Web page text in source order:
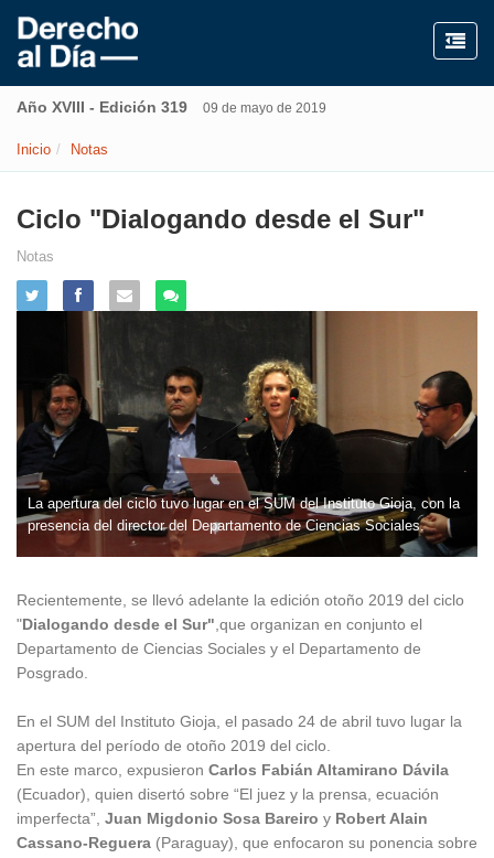
Año XVIII - Edición 319 09 de mayo de 2019
Inicio Notas
Ciclo "Dialogando desde el Sur"
Notas
La apertura del ciclo tuvo lugar en el SUM del Instituto Gioja, con la
presencia del director del Departamento de Ciencias Sociales.
Recientemente, se llevó adelante la edición otoño 2019 del ciclo
"Dialogando desde el Sur" ,que organizan en conjunto el
Departamento de Ciencias Sociales y el Departamento de
Posgrado.
En el SUM del Instituto Gioja, el pasado 24 de abril tuvo lugar la
apertura del período de otoño 2019 del ciclo.
En este marco, expusieron Carlos Fabián Altamirano Dávila
(Ecuador), quien disertó sobre “El juez y la prensa, ecuación
imperfecta”, Juan Migdonio Sosa Bareiro y Robert Alain
Cassano-Reguera (Paraguay), que enfocaron su ponencia sobre